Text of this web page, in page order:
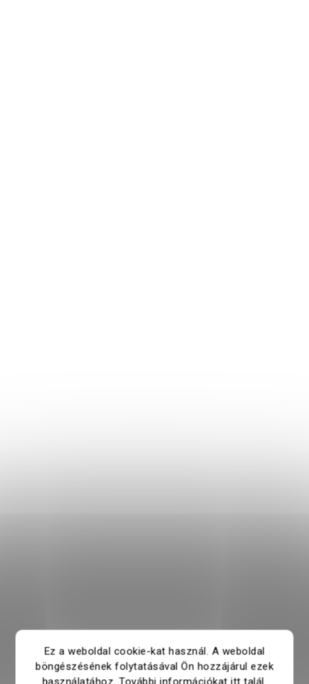
Ez a weboldal cookie-kat használ. A weboldal
böngészésének folytatásával Ön hozzájárul ezek